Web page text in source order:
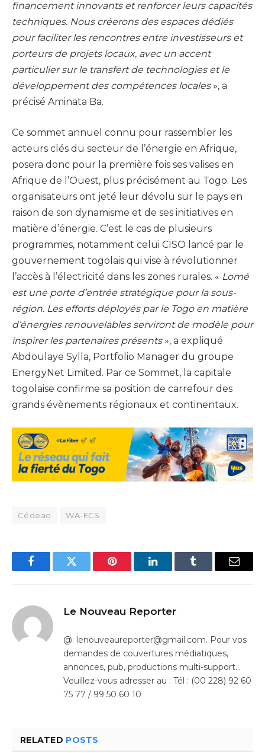
financement innovants et renforcer leurs capacités
techniques. Nous créerons des espaces dédiés
pour faciliter les rencontres entre investisseurs et
porteurs de projets locaux, avec un accent
particulier sur le transfert de technologies et le
développement des compétences locales», a
précisé Aminata Ba.
Ce sommet annuel connu pour rassembler les
acteurs clés du secteur de l’énergie en Afrique,
posera donc pour la première fois ses valises en
Afrique de l’Ouest, plus précisément au Togo. Les
organisateurs ont jeté leur dévolu sur le pays en
raison de son dynamisme et de ses initiatives en
matière d’énergie. C’est le cas de plusieurs
programmes, notamment celui CISO lancé par le
gouvernement togolais qui vise à révolutionner
l’accès à l’électricité dans les zones rurales. « Lomé
est une porte d’entrée stratégique pour la sous-
région. Les efforts déployés par le Togo en matière
d’énergies renouvelables serviront de modèle pour
inspirer les partenaires présents», a expliqué
Abdoulaye Sylla, Portfolio Manager du groupe
EnergyNet Limited. Par ce Sommet, la capitale
togolaise confirme sa position de carrefour des
grands évènements régionaux et continentaux.
Cédeao WA-ECS
FacebookTwitter Pinterest LinkedInTumblr Email
Le Nouveau Reporter
@: lenouveaureporter@gmail.com. Pour vos
demandes de couvertures médiatiques,
annonces, pub, productions multi-support…
Veuillez-vous adresser au : Tél : (00 228) 92 60
75 77 / 99 50 60 10
RELATED POSTS